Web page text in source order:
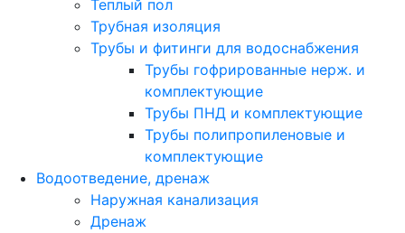
Теплый пол
Трубная изоляция
Трубы и фитинги для водоснабжения
Трубы гофрированные нерж. и
комплектующие
Трубы ПНД и комплектующие
Трубы полипропиленовые и
комплектующие
Водоотведение, дренаж
Наружная канализация
Дренаж